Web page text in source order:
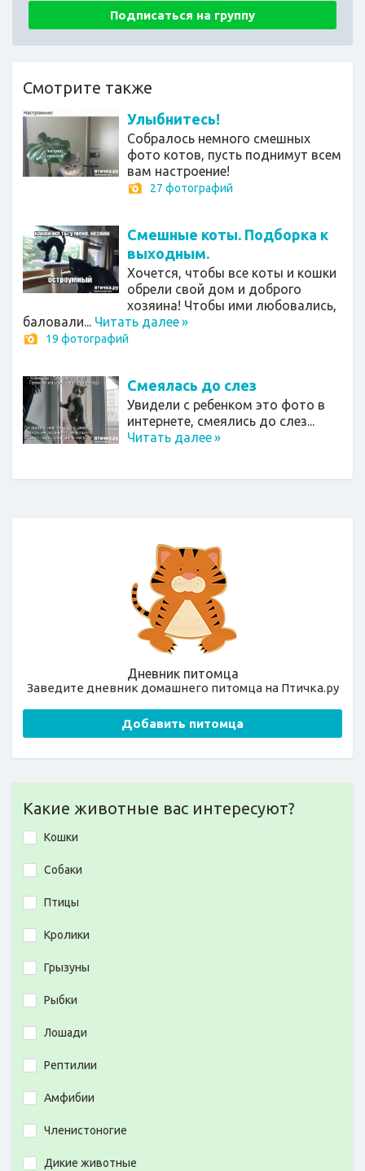
Подписаться на группу
Смотрите также
Улыбнитесь!
Собралось немного смешных
фото котов, пусть поднимут всем
вам настроение!
27 фотографий
Смешные коты. Подборка к
выходным.
Хочется, чтобы все коты и кошки
обрели свой дом и доброго
хозяина! Чтобы ими любовались,
баловали... Читать далее»
19 фотографий
Смеялась до слез
Увидели с ребенком это фото в
интернете, смеялись до слез...
Читать далее»
Дневник питомца
Заведите дневник домашнего питомца на Птичка.ру
Добавить питомца
Какие животные вас интересуют?
Кошки
Собаки
Птицы
Кролики
Грызуны
Рыбки
Лошади
Рептилии
Амфибии
Членистоногие
Дикие животные